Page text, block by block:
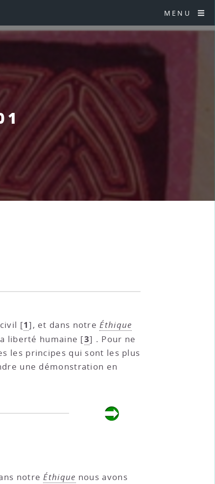
MENU
[1], et dans notreÉthique
liberté humaine [3] . Pour ne
les principes qui sont les plus
une démonstration en
notreÉthique nous avons